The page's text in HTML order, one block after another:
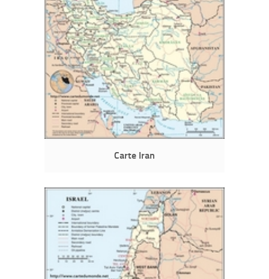
Carte Iran